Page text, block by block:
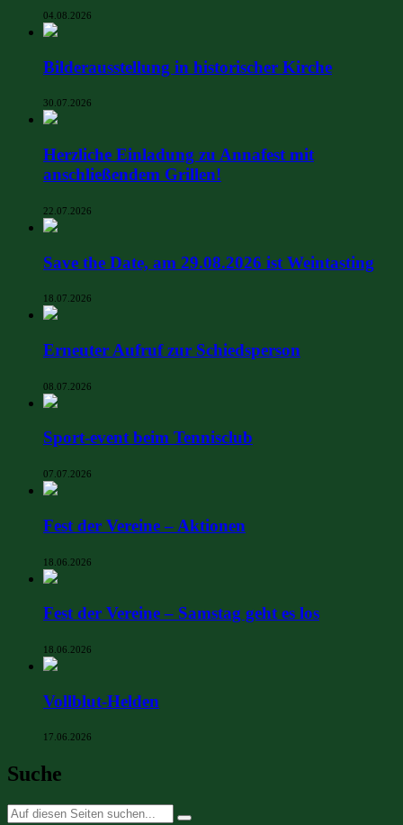
04.08.2026
Bilderausstellung in historischer Kirche
30.07.2026
Herzliche Einladung zu Annafest mit
anschließendem Grillen!
22.07.2026
Save the Date, am 29.08.2026 ist Weintasting
18.07.2026
Erneuter Aufruf zur Schiedsperson
08.07.2026
Sport-event beim Tennisclub
07.07.2026
Fest der Vereine – Aktionen
18.06.2026
Fest der Vereine – Samstag geht es los
18.06.2026
Vollblut-Helden
17.06.2026
Suche
Suche